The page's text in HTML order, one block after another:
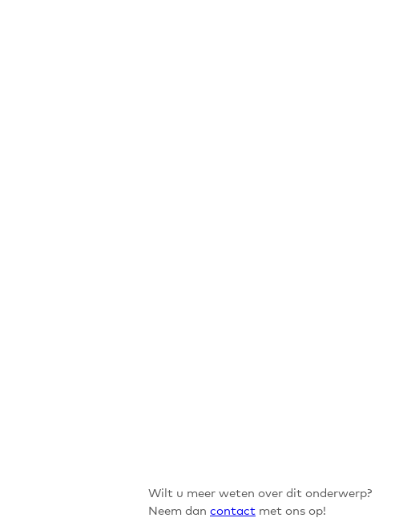
Wilt u meer weten over dit onderwerp?
Neem dan contact met ons op!